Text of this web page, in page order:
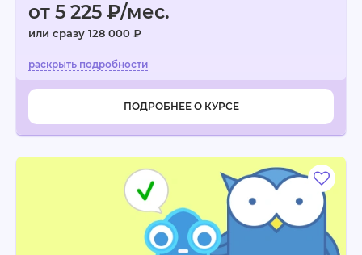
от 5 225 ₽/мес.
или сразу 128 000 ₽
ПОДРОБНЕЕ О КУРСЕ